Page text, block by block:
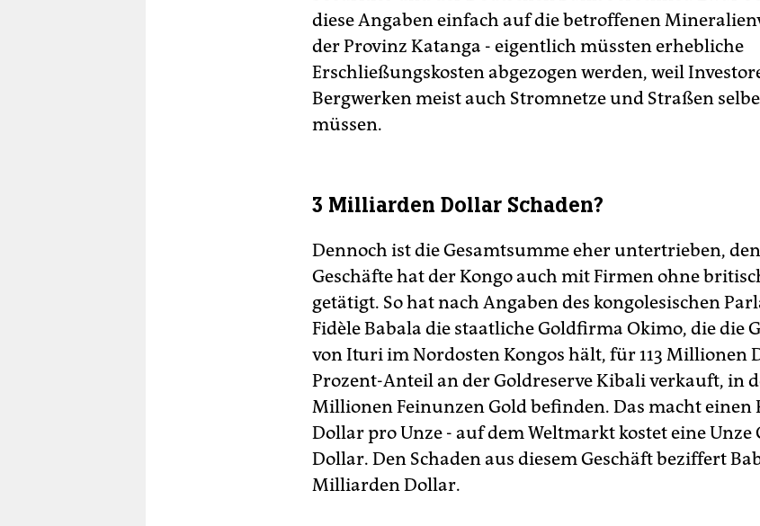
diese Angaben einfach auf die betroffenen
der Provinz Katanga - eigentlich müssten erhebliche
Erschließungskosten abgezogen werden, weil
Bergwerken meist auch Stromnetze und Straßen
müssen.
3 Milliarden Dollar Schaden?
Dennoch ist die Gesamtsumme eher untertrieben,
Geschäfte hat der Kongo auch mit Firmen ohne
getätigt. So hat nach Angaben des kongolesischen
Fidèle Babala die staatliche Goldfirma Okimo, die die
von Ituri im Nordosten Kongos hält, für 113 Millionen
Prozent-Anteil an der Goldreserve Kibali verkauft, in
Millionen Feinunzen Gold befinden. Das macht einen
Dollar pro Unze - auf dem Weltmarkt kostet eine Unze
Dollar. Den Schaden aus diesem Geschäft beziffert
Milliarden Dollar.